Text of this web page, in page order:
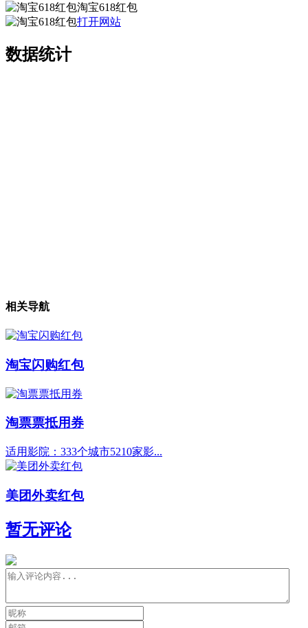
淘宝618红包
打开网站
数据统计
相关导航
淘宝闪购红包
淘票票抵用券
适用影院：333个城市5210家影...
美团外卖红包
暂无评论